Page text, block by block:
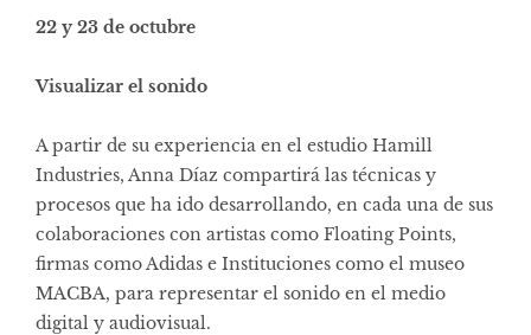
22 y 23 de octubre
Visualizar el sonido
A partir de su experiencia en el estudio Hamill
Industries, Anna Díaz compartirá las técnicas y
procesos que ha ido desarrollando, en cada una de sus
colaboraciones con artistas como Floating Points,
firmas como Adidas e Instituciones como el museo
MACBA, para representar el sonido en el medio
digital y audiovisual.